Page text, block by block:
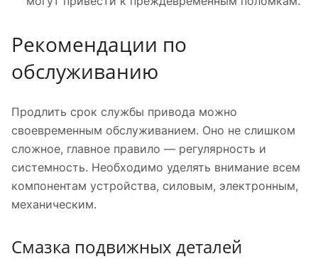
Рекомендации по
обслуживанию
Продлить срок службы привода можно
своевременным обслуживанием. Оно не слишком
сложное, главное правило — регулярность и
системность. Необходимо уделять внимание всем
компонентам устройства, силовым, электронным,
механическим.
Смазка подвижных деталей